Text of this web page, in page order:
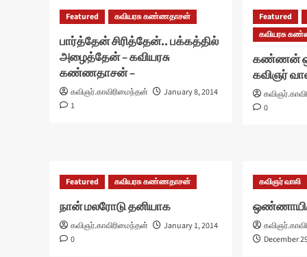
Featured கவியரசு கண்ணதாசன்
பார்த்தேன் சிரித்தேன்.. பக்கத்தில்
அழைத்தேன் – கவியரசு
கண்ணதாசன் –
கவிஞர்.காவிரிமைந்தன்
January 8, 2014
1
Featured
கவியரசு
கண்ணன்
கவிஞர்
0
Featured கவியரசு கண்ணதாசன்
நான் மலரோடு தனியாக
கவிஞர்.காவிரிமைந்தன்
January 1, 2014
0
கவிஞர் வாலி
December